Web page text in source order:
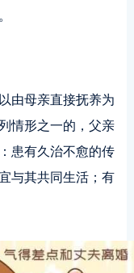
由母亲直接抚养为
情形之一的，父亲
患有久治不愈的传
与其共同生活；有